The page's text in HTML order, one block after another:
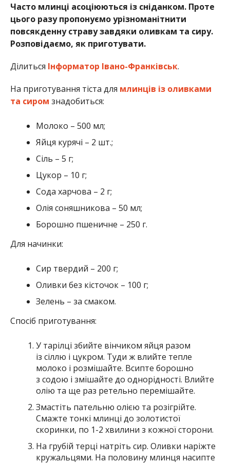
Часто млинці асоціюються із сніданком. Проте
цього разу пропонуємо урізноманітнити
повсякденну страву завдяки оливкам та сиру.
Розповідаємо, як приготувати.
Ділиться Інформатор Івано-Франківськ.
На приготування тіста для млинців із оливками
та сиром знадобиться:
Молоко – 500 мл;
Яйця курячі – 2 шт.;
Сіль – 5 г;
Цукор – 10 г;
Сода харчова – 2 г;
Олія соняшникова – 50 мл;
Борошно пшеничне – 250 г.
Для начинки:
Сир твердий – 200 г;
Оливки без кісточок – 100 г;
Зелень – за смаком.
Спосіб приготування:
У тарілці збийте вінчиком яйця разом
із сіллю і цукром. Туди ж влийте тепле
молоко і розмішайте. Всипте борошно
з содою і змішайте до однорідності. Влийте
олію та ще раз ретельно перемішайте.
Змастіть пательню олією та розігрійте.
Смажте тонкі млинці до золотистої
скоринки, по 1-2 хвилини з кожної сторони.
На грубій терці натріть сир. Оливки наріжте
кружальцями. На половину млинця насипте